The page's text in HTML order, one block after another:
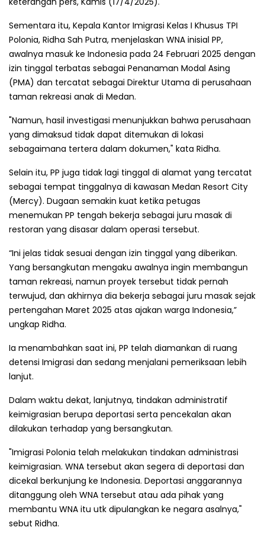
Sementara itu, Kepala Kantor Imigrasi Kelas I Khusus TPI
Polonia, Ridha Sah Putra, menjelaskan WNA inisial PP,
awalnya masuk ke Indonesia pada 24 Februari 2025 dengan
izin tinggal terbatas sebagai Penanaman Modal Asing
(PMA) dan tercatat sebagai Direktur Utama di perusahaan
taman rekreasi anak di Medan.
"Namun, hasil investigasi menunjukkan bahwa perusahaan
yang dimaksud tidak dapat ditemukan di lokasi
sebagaimana tertera dalam dokumen," kata Ridha.
Selain itu, PP juga tidak lagi tinggal di alamat yang tercatat
sebagai tempat tinggalnya di kawasan Medan Resort City
(Mercy). Dugaan semakin kuat ketika petugas
menemukan PP tengah bekerja sebagai juru masak di
restoran yang disasar dalam operasi tersebut.
“Ini jelas tidak sesuai dengan izin tinggal yang diberikan.
Yang bersangkutan mengaku awalnya ingin membangun
taman rekreasi, namun proyek tersebut tidak pernah
terwujud, dan akhirnya dia bekerja sebagai juru masak sejak
pertengahan Maret 2025 atas ajakan warga Indonesia,”
ungkap Ridha.
Ia menambahkan saat ini, PP telah diamankan di ruang
detensi Imigrasi dan sedang menjalani pemeriksaan lebih
lanjut.
Dalam waktu dekat, lanjutnya, tindakan administratif
keimigrasian berupa deportasi serta pencekalan akan
dilakukan terhadap yang bersangkutan.
"Imigrasi Polonia telah melakukan tindakan administrasi
keimigrasian. WNA tersebut akan segera di deportasi dan
dicekal berkunjung ke Indonesia. Deportasi anggarannya
ditanggung oleh WNA tersebut atau ada pihak yang
membantu WNA itu utk dipulangkan ke negara asalnya,"
sebut Ridha.